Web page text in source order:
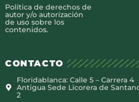
Política de derechos de
autor y/o autorización
de uso sobre los
contenidos.
CONTACTO
Floridablanca: Calle 5 – Carrera 4
Antigua Sede Licorera de
2